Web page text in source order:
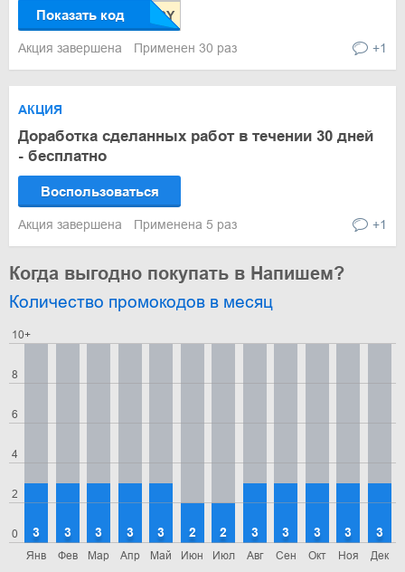
Показать код
Акция завершена Применен 30 раз +1
АКЦИЯ
Доработка сделанных работ в течении 30 дней
- бесплатно
Воспользоваться
Акция завершена Применена 5 раз +1
Когда выгодно покупать в Напишем?
Количество промокодов в месяц
0
2
4
6
8
10+
Янв
3
Фев
3
Мар
3
Апр
3
Май
3
Июн
2
Июл
2
Авг
3
Сен
3
Окт
3
Ноя
3
Дек
3